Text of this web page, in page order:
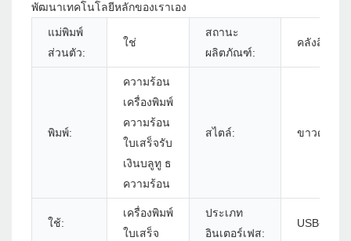
พัฒนาเทคโนโลยีหลักของเราเอง
แม่พิมพ์
ส่วนตัว:
ใช่
สถานะ
ผลิตภัณฑ์:
คลังสินค้า
พิมพ์:
ความร้อน
เครื่องพิมพ์
ความร้อน
ใบเสร็จรับ
เงินบลูทู ธ
ความร้อน
สไตล์: ขาวดำ
ใช้:
เครื่องพิมพ์
ใบเสร็จ
ประเภท
อินเตอร์เฟส:
USB+บลูทู